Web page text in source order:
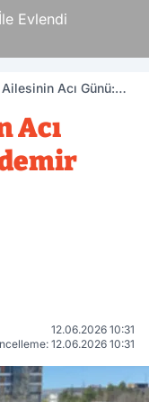
Acı Günü:
Acı
12.06.2026 10:31
12.06.2026 10:31